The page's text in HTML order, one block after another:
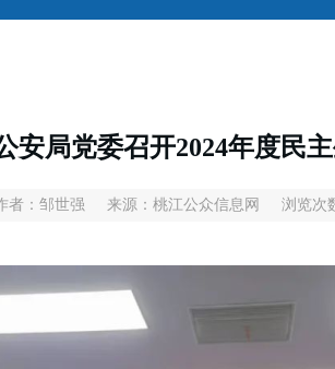
安局党委召开2024年度民
者：邹世强 来源：桃江公众信息网 浏览次